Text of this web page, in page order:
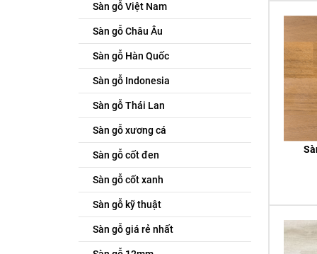
Sàn gỗ Việt Nam
Sàn gỗ Châu Âu
Sàn gỗ Hàn Quốc
Sàn gỗ Indonesia
Sàn gỗ Thái Lan
Sàn gỗ xương cá
Sàn gỗ cốt đen
Sàn gỗ cốt xanh
Sàn gỗ kỹ thuật
Sàn gỗ giá rẻ nhất